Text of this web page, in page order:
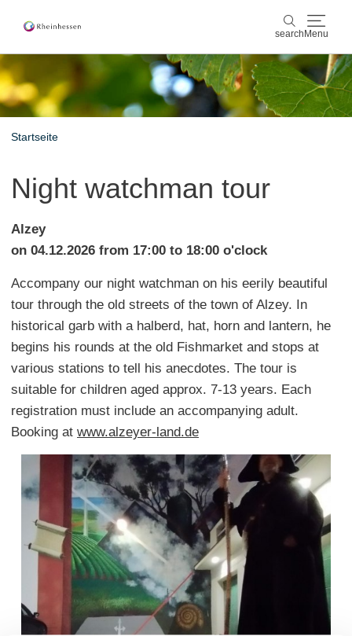
search Menu
search
wine & culinary
booking & service
Shop Rheinhessen-Blog map
Startseite
Night watchman tour
Alzey
on 04.12.2026 from 17:00 to 18:00 o'clock
Accompany our night watchman on his eerily beautiful
tour through the old streets of the town of Alzey. In
historical garb with a halberd, hat, horn and lantern, he
begins his rounds at the old Fishmarket and stops at
various stations to tell his anecdotes. The tour is
suitable for children aged approx. 7-13 years. Each
registration must include an accompanying adult.
Booking at www.alzeyer-land.de